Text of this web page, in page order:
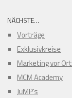
NÄCHSTE…
Vorträge
Exklusivkreise
Marketing vor Ort
MCM Academy
JuMP's